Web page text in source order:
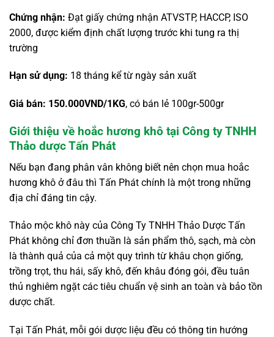
Chứng nhận: Đạt giấy chứng nhận ATVSTP, HACCP, ISO
2000, được kiểm định chất lượng trước khi tung ra thị
trường
Hạn sử dụng: 18 tháng kể từ ngày sản xuất
Giá bán: 150.000VND/1KG, có bán lẻ 100gr-500gr
Giới thiệu về hoắc hương khô tại Công ty TNHH
Thảo dược Tấn Phát
Nếu bạn đang phân vân không biết nên chọn mua hoắc
hương khô ở đâu thì Tấn Phát chính là một trong những
địa chỉ đáng tin cậy.
Thảo mộc khô này của Công Ty TNHH Thảo Dược Tấn
Phát không chỉ đơn thuần là sản phẩm thô, sạch, mà còn
là thành quả của cả một quy trình từ khâu chọn giống,
trồng trọt, thu hái, sấy khô, đến khâu đóng gói, đều tuân
thủ nghiêm ngặt các tiêu chuẩn vệ sinh an toàn và bảo tồn
dược chất.
Tại Tấn Phát, mỗi gói dược liệu đều có thông tin hướng